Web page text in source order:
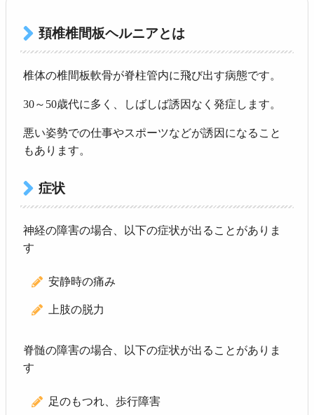
頚椎椎間板ヘルニアとは
椎体の椎間板軟骨が脊柱管内に飛び出す病態です。
30～50歳代に多く、しばしば誘因なく発症します。
悪い姿勢での仕事やスポーツなどが誘因になること
もあります。
症状
神経の障害の場合、以下の症状が出ることがありま
す
安静時の痛み
上肢の脱力
脊髄の障害の場合、以下の症状が出ることがありま
す
足のもつれ、歩行障害